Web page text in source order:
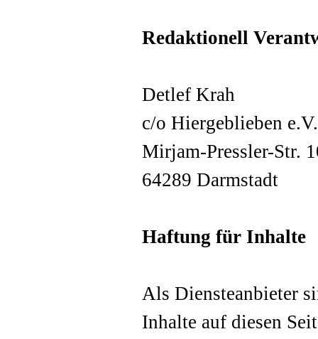
Redaktionell
Detlef Krah
c/o Hiergeblieben e.V.
Mirjam-Pressler-Str.
64289 Darmstadt
Haftung für Inhalte
Als Diensteanbieter
Inhalte auf diesen